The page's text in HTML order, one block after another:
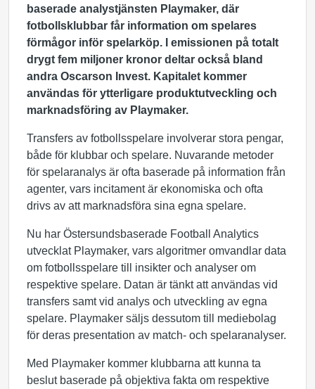
baserade analystjänsten Playmaker, där
fotbollsklubbar får information om spelares
förmågor inför spelarköp. I emissionen på totalt
drygt fem miljoner kronor deltar också bland
andra Oscarson Invest. Kapitalet kommer
användas för ytterligare produktutveckling och
marknadsföring av Playmaker.
Transfers av fotbollsspelare involverar stora pengar,
både för klubbar och spelare. Nuvarande metoder
för spelaranalys är ofta baserade på information från
agenter, vars incitament är ekonomiska och ofta
drivs av att marknadsföra sina egna spelare.
Nu har Östersundsbaserade Football Analytics
utvecklat Playmaker, vars algoritmer omvandlar data
om fotbollsspelare till insikter och analyser om
respektive spelare. Datan är tänkt att användas vid
transfers samt vid analys och utveckling av egna
spelare. Playmaker säljs dessutom till mediebolag
för deras presentation av match- och spelaranalyser.
Med Playmaker kommer klubbarna att kunna ta
beslut baserade på objektiva fakta om respektive